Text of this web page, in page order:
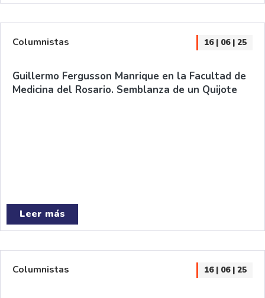
Columnistas 16 | 06 | 25
Guillermo Fergusson Manrique en la Facultad de
Medicina del Rosario. Semblanza de un Quijote
Leer más
Columnistas 16 | 06 | 25